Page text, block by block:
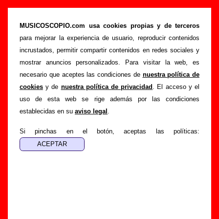
MUSICOSCOPIO.com usa cookies propias y de terceros
para mejorar la experiencia de usuario, reproducir contenidos
incrustados, permitir compartir contenidos en redes sociales y
mostrar anuncios personalizados. Para visitar la web, es
necesario que aceptes las condiciones de nuestra política de
cookies y de nuestra política de privacidad . El acceso y el
uso de esta web se rige además por las condiciones
establecidas en su aviso legal .
Si pinchas en el botón, aceptas las políticas:
Un Pingüino En Mi Ascensor - Añadir o
corregir información
Portada >Un Pingüino En Mi Ascensor >Añadir
Si tienes información adicional, puedes enviar nueva
información o corregir la existente mediante el siguiente
formulario o escribiendo un e-mail a
guialven@musicoscopio.com
.
Gracias por tu
colaboración.
Nombre